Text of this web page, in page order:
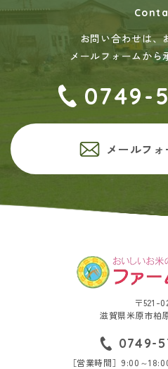
お問い合わせは、
メールフォームから
0749-
メールフ
〒521-
滋賀県米原市柏
0749-
［営業時間］9:00～